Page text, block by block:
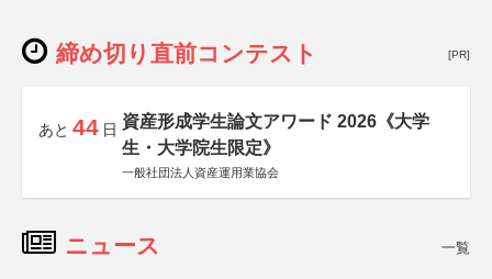
締め切り直前コンテスト [PR]
あと 44 日 資産形成学生論文アワード 2026《大学
生・大学院生限定》
一般社団法人資産運用業協会
ニュース 一覧